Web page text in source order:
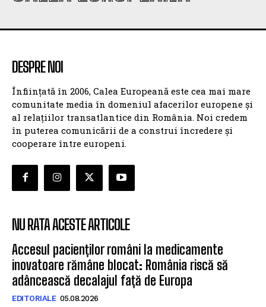
DESPRE NOI
Înființată în 2006, Calea Europeană este cea mai mare
comunitate media în domeniul afacerilor europene și
al relațiilor transatlantice din România. Noi credem
în puterea comunicării de a construi încredere și
cooperare între europeni.
NU RATA ACESTE ARTICOLE
Accesul pacienților români la medicamente
inovatoare rămâne blocat: România riscă să
adâncească decalajul față de Europa
EDITORIALE 05.08.2026